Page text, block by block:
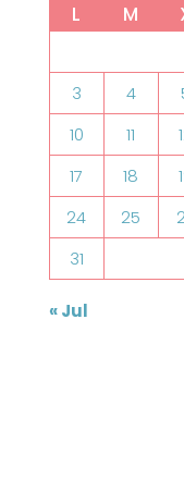
L M
3
4
10
11
17
18
24
25
31
« Jul